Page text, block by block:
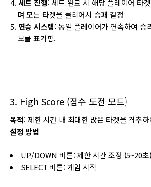
세트 진행: 세트 완료 시 해당 플레이어 타
며 모든 타겟을 클리어시 승패 결정
연승 시스템: 동일 플레이어가 연속하여 승
보를 표기함.
3. High Score (점수 도전 모드)
목적: 제한 시간 내 최대한 많은 타겟을 격추
설정 방법
UP/DOWN 버튼: 제한 시간 조정 (5~20초)
SELECT 버튼: 게임 시작